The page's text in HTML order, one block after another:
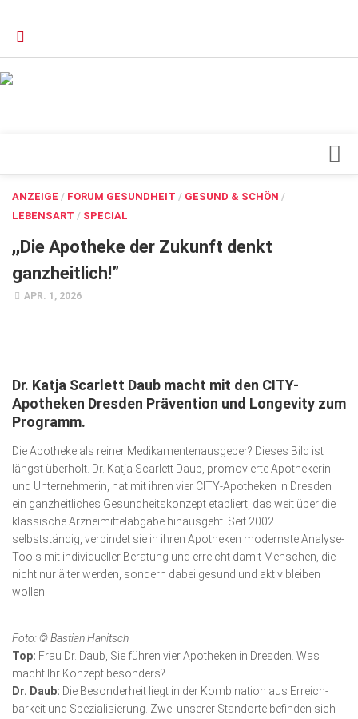
Blick ins Innere
Forschung
Herz & Kreislauf
Orthopädie
Zahn, Mund, Kiefer
Forum Gesundheit
Allgemein
Sehen
Innovationen
Kampf gegen Krebs
Hören
ANZEIGE / FORUM GESUNDHEIT / GESUND & SCHÖN /
LEBENSART / SPECIAL
,,Die Apotheke der Zukunft denkt
ganzheitlich!”
APR. 1, 2026
Dr. Katja Scarlett Daub macht mit den CITY-
Apotheken Dresden Prävention und Longevity zum
Programm.
Die Apotheke als reiner Medika­men­ten­ausgeber? Dieses Bild ist
längst überholt. Dr. Katja Scarlett Daub, promovierte Apothe­kerin
und Unter­nehmerin, hat mit ihren vier CITY-Apotheken in Dresden
ein ganzheit­liches Gesundheitskonzept etabliert, das weit über die
klassische Arznei­mittelabgabe hinausgeht. Seit 2002
selbstständig, verbindet sie in ihren Apotheken modernste Analyse-
Tools mit individueller Beratung und erreicht damit Menschen, die
nicht nur älter werden, sondern dabei gesund und aktiv bleiben
wollen.
Foto: © Bastian Hanitsch
Top: Frau Dr. Daub, Sie führen vier Apotheken in Dresden. Was
macht Ihr Konzept besonders?
Dr. Daub: Die Besonderheit liegt in der Kombination aus Erreich­
barkeit und Spezialisierung. Zwei unserer Standorte befinden sich